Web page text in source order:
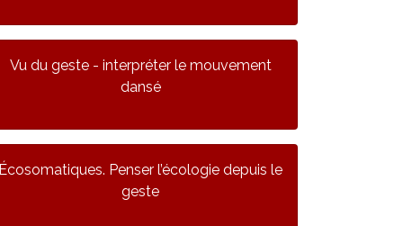
Vu du geste - interpréter le mouvement
dansé
Écosomatiques. Penser l’écologie depuis le
geste